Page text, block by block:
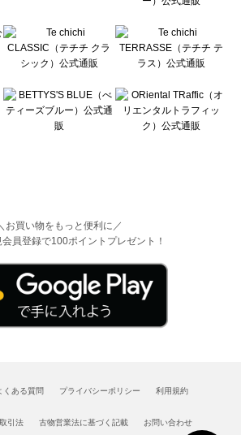
お買い物をもっと便利に／
員登録で100ポイントプレゼント！
くある質問 プライバシーポリシー 利用規約
引法 古物営業法に基づく記載 お問い合わせ